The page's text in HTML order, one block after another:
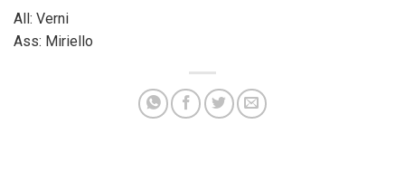
All: Verni
Ass: Miriello